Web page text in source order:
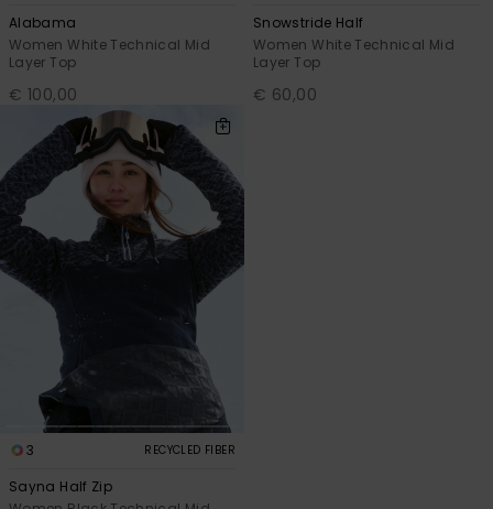
Alabama
Women White Technical Mid
Layer Top
€ 100,00
Snowstride Half
Women White Technical Mid
Layer Top
€ 60,00
3 RECYCLED FIBER
Sayna Half Zip